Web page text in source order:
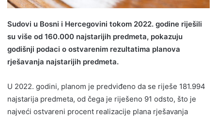
Sudovi u Bosni i Hercegovini tokom 2022. godine riješili
su više od 160.000 najstarijih predmeta, pokazuju
godišnji podaci o ostvarenim rezultatima planova
rješavanja najstarijih predmeta.
U 2022. godini, planom je predviđeno da se riješe 181.994
najstarija predmeta, od čega je riješeno 91 odsto, što je
najveći ostvareni procent realizacije plana rješavanja